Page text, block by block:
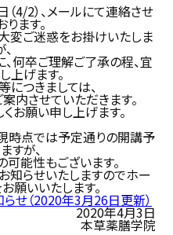
4/2）、メールにて連絡させ
ます。
変ご迷惑をお掛けいたしま
何卒ご理解ご了承の程、宜
上げます。
つきましては、
内させていただきます。
お願い申し上げます。
時点では予定通りの開講予
すが、
能性もございます。
知らせいたしますのでホー
願いいたします。
せ（2020年3月26日更新）
2020年4月3日
本草薬膳学院